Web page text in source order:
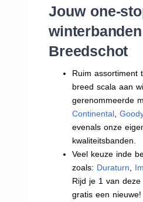
Jouw one-
Breedschot
Ruim assortiment
breed scala aan
gerenommeerde
Continental ,
evenals onze
kwaliteitsbanden.
Veel keuze inde
zoals: Duraturn
Rijd je 1 van
gratis een nieuwe!